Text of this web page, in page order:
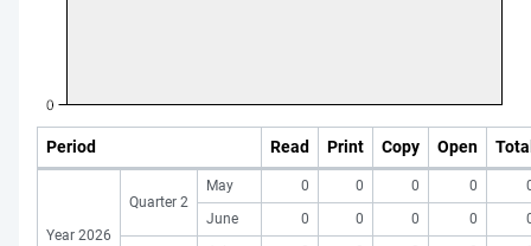
Period Read Print Copy Open
Year 2026
Quarter 2
May 0 0 0 0
June
0 0 0 0